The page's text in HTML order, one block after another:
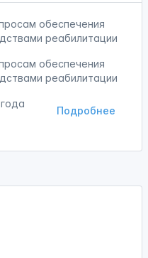
обеспечения
реабилитации
обеспечения
реабилитации
Подробнее